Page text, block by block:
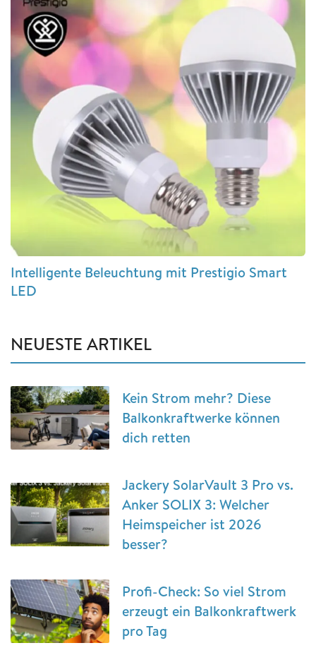
Intelligente Beleuchtung mit Prestigio Smart
LED
NEUESTE ARTIKEL
Kein Strom mehr? Diese
Balkonkraftwerke können
dich retten
Jackery SolarVault 3 Pro vs.
Anker SOLIX 3: Welcher
Heimspeicher ist 2026
besser?
Profi-Check: So viel Strom
erzeugt ein Balkonkraftwerk
pro Tag